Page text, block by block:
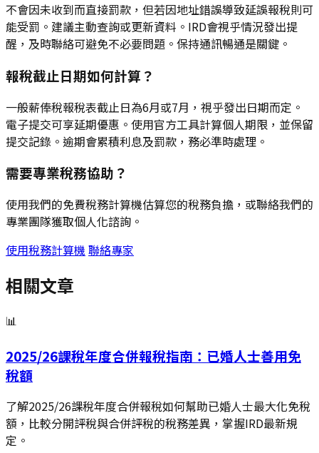
不會因未收到而直接罰款，但若因地址錯誤導致延誤報稅則可
能受罰。建議主動查詢或更新資料。IRD會視乎情況發出提
醒，及時聯絡可避免不必要問題。保持通訊暢通是關鍵。
報稅截止日期如何計算？
一般薪俸稅報稅表截止日為6月或7月，視乎發出日期而定。
電子提交可享延期優惠。使用官方工具計算個人期限，並保留
提交記錄。逾期會累積利息及罰款，務必準時處理。
需要專業稅務協助？
使用我們的免費稅務計算機估算您的稅務負擔，或聯絡我們的
專業團隊獲取個人化諮詢。
使用稅務計算機 聯絡專家
相關文章
📊
2025/26課稅年度合併報稅指南：已婚人士善用免
稅額
了解2025/26課稅年度合併報稅如何幫助已婚人士最大化免稅
額，比較分開評稅與合併評稅的稅務差異，掌握IRD最新規
定。